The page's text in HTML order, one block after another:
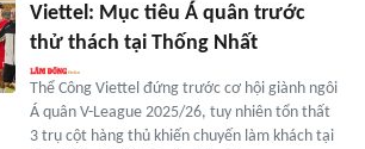
Viettel: Mục tiêu Á quân trước
thử thách tại Thống Nhất
Thể Công Viettel đứng trước cơ hội giành ngôi
Á quân V-League 2025/26, tuy nhiên tổn thất
3 trụ cột hàng thủ khiến chuyến làm khách tại